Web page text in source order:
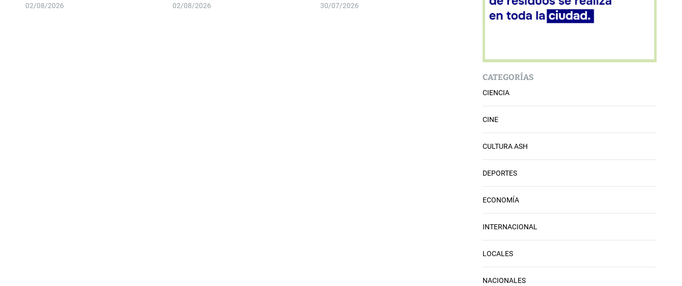
02/08/2026 02/08/2026 30/07/2026
CATEGORÍAS
CIENCIA
CINE
CULTURA ASH
DEPORTES
ECONOMÍA
INTERNACIONAL
LOCALES
NACIONALES